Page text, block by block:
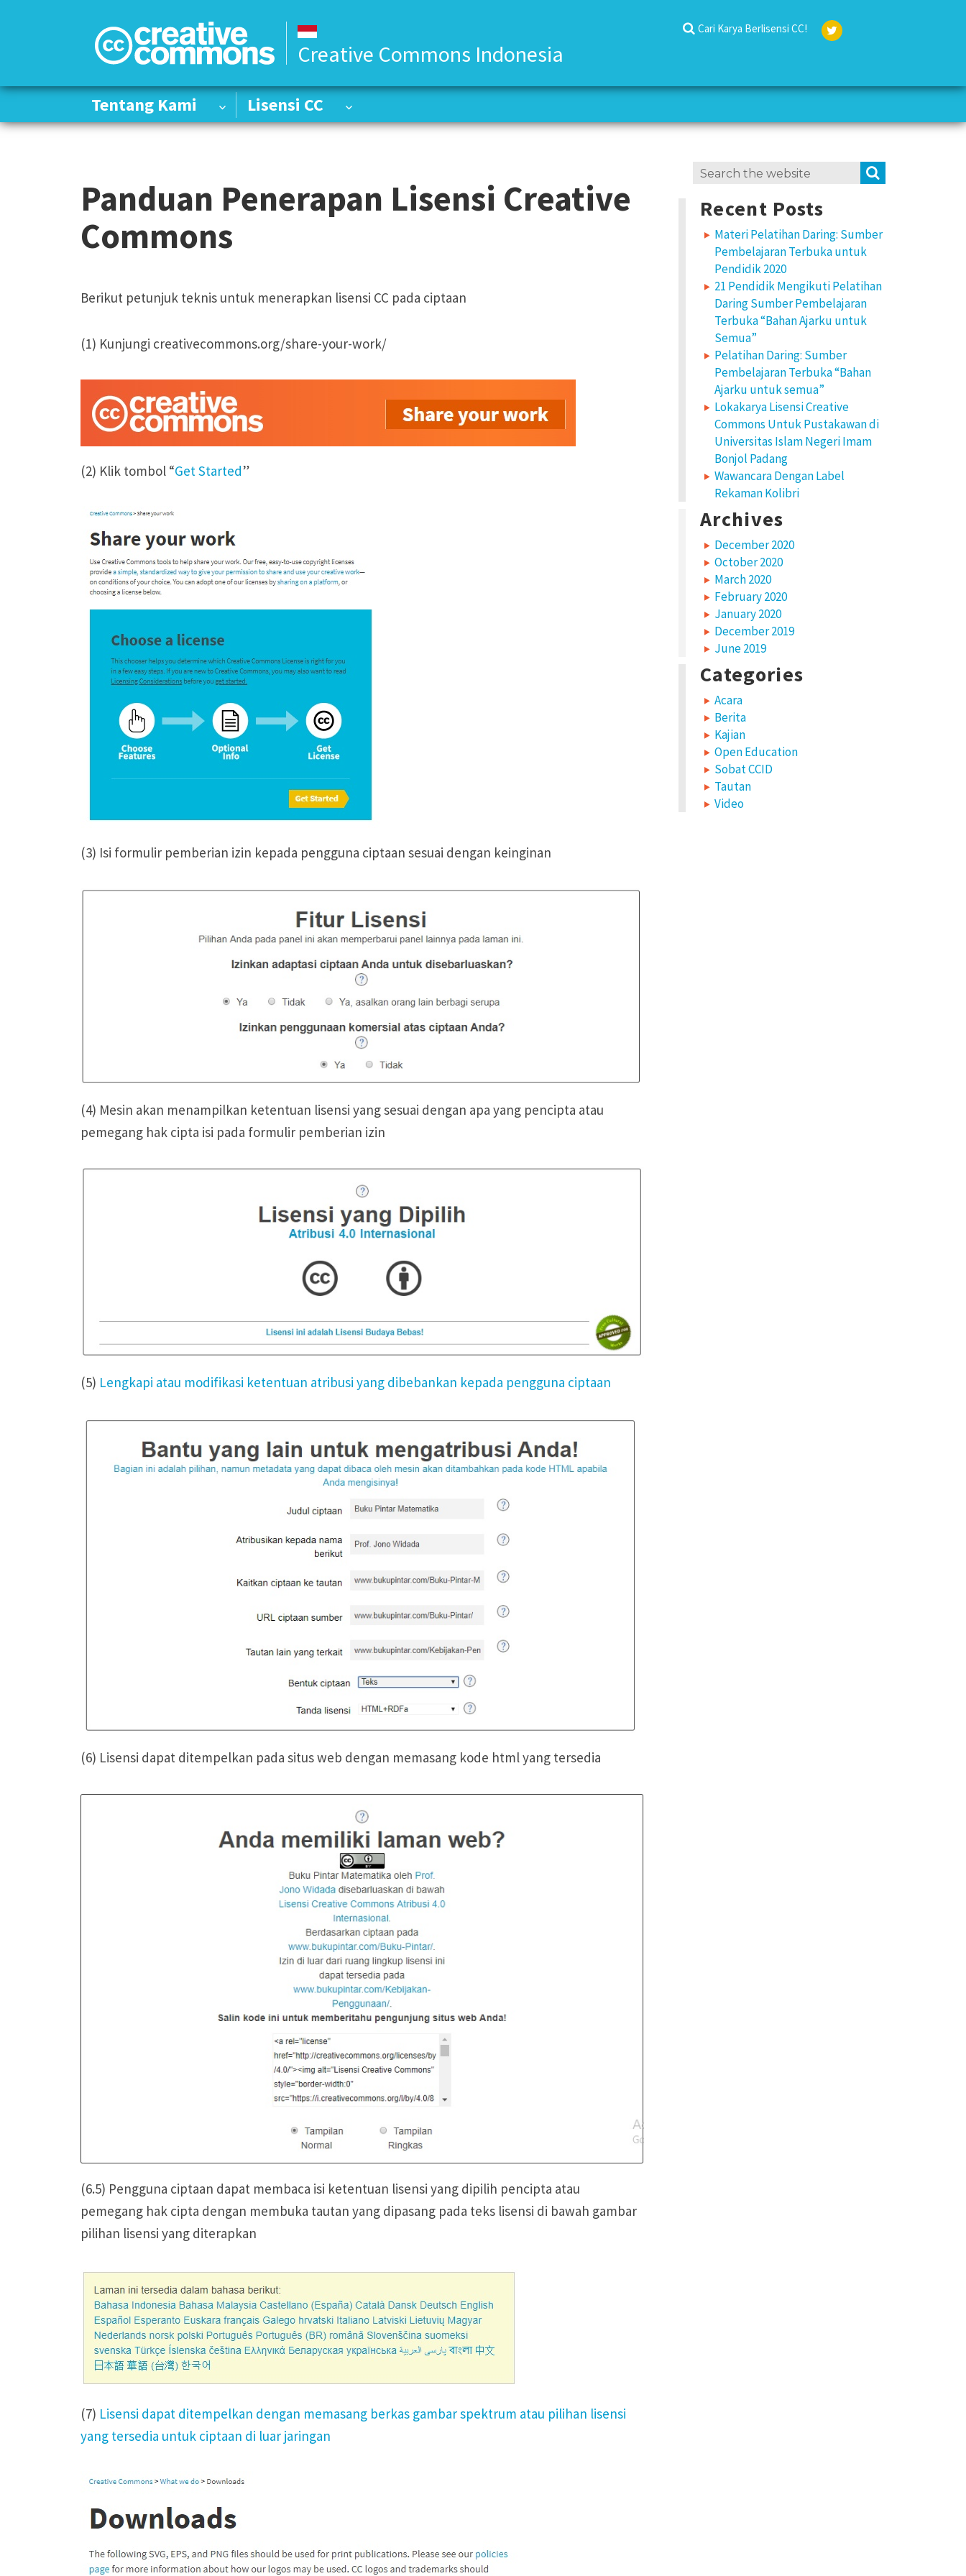
Creative Commons Indonesia
Cari Karya Berlisensi CC!
Tentang Kami Lisensi CC
Tentang Kami Lisensi CC
Panduan Penerapan Lisensi Creative
Commons
Berikut petunjuk teknis untuk menerapkan lisensi CC pada ciptaan
(1) Kunjungi creativecommons.org/share-your-work/
(2) Klik tombol “Get Started”
(3) Isi formulir pemberian izin kepada pengguna ciptaan sesuai dengan keinginan
(4) Mesin akan menampilkan ketentuan lisensi yang sesuai dengan apa yang pencipta atau
pemegang hak cipta isi pada formulir pemberian izin
(5) Lengkapi atau modifikasi ketentuan atribusi yang dibebankan kepada pengguna ciptaan
(6) Lisensi dapat ditempelkan pada situs web dengan memasang kode html yang tersedia
(6.5) Pengguna ciptaan dapat membaca isi ketentuan lisensi yang dipilih pencipta atau
pemegang hak cipta dengan membuka tautan yang dipasang pada teks lisensi di bawah gambar
pilihan lisensi yang diterapkan
(7) Lisensi dapat ditempelkan dengan memasang berkas gambar spektrum atau pilihan lisensi
yang tersedia untuk ciptaan di luar jaringan
Search
Recent Posts
Materi Pelatihan Daring: Sumber
Pembelajaran Terbuka untuk
Pendidik 2020
21 Pendidik Mengikuti Pelatihan
Daring Sumber Pembelajaran
Terbuka “Bahan Ajarku untuk
Semua”
Pelatihan Daring: Sumber
Pembelajaran Terbuka “Bahan
Ajarku untuk semua”
Lokakarya Lisensi Creative
Commons Untuk Pustakawan di
Universitas Islam Negeri Imam
Bonjol Padang
Wawancara Dengan Label
Rekaman Kolibri
Archives
December 2020
October 2020
March 2020
February 2020
January 2020
December 2019
June 2019
Categories
Acara
Berita
Kajian
Open Education
Sobat CCID
Tautan
Video